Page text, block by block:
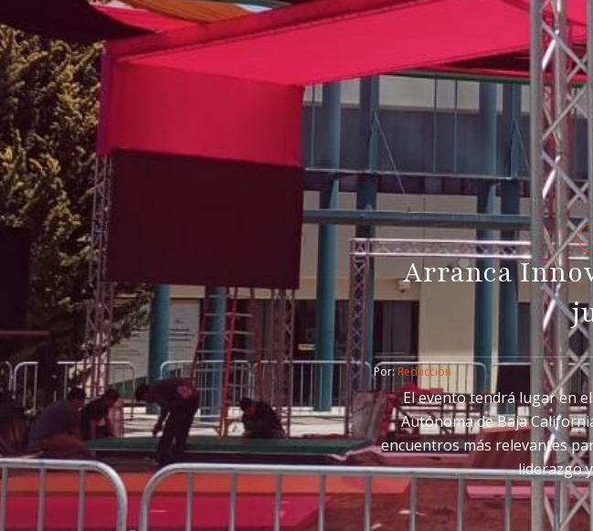
Arranca
Por: Redacción
El evento tendrá lugar en
Autónoma de Baja
encuentros más relevantes
liderazgo